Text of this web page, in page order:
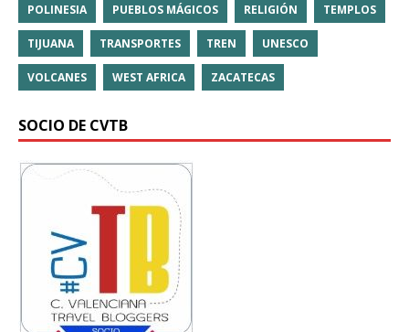
POLINESIA PUEBLOS MÁGICOS RELIGIÓN TEMPLOS
TIJUANA TRANSPORTES TREN UNESCO
VOLCANES WEST AFRICA ZACATECAS
SOCIO DE CVTB